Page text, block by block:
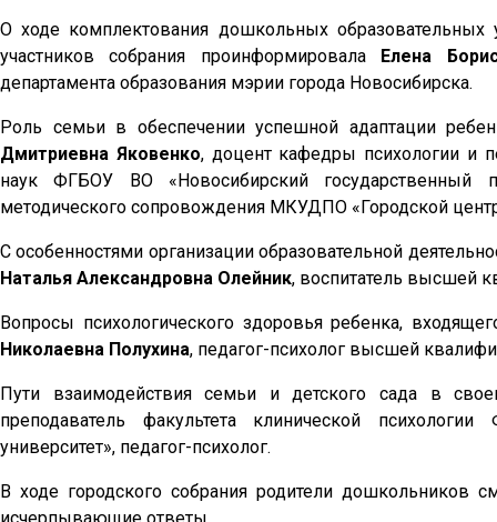
О ходе комплектования дошкольных
участников собрания проинформировала
Елена
департамента образования мэрии города Новосибирска.
Роль семьи в обеспечении успешной адаптации
Дмитриевна Яковенко, доцент кафедры психологии и
наук ФГБОУ ВО «Новосибирский государственный
методического сопровождения МКУДПО «Городской
С особенностями организации образовательной
Наталья Александровна Олейник, воспитатель высшей
Вопросы психологического здоровья ребенка,
Николаевна Полухина, педагог-психолог высшей
Пути взаимодействия семьи и детского сада в
преподаватель факультета клинической
университет», педагог-психолог.
В ходе городского собрания родители дошкольников